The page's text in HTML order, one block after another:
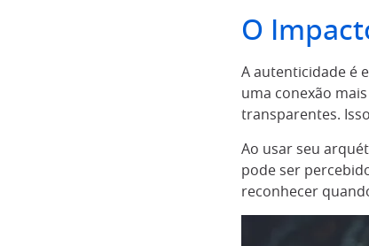
O
A autenticidade é
uma conexão
transparentes.
Ao usar seu
pode ser
reconhecer